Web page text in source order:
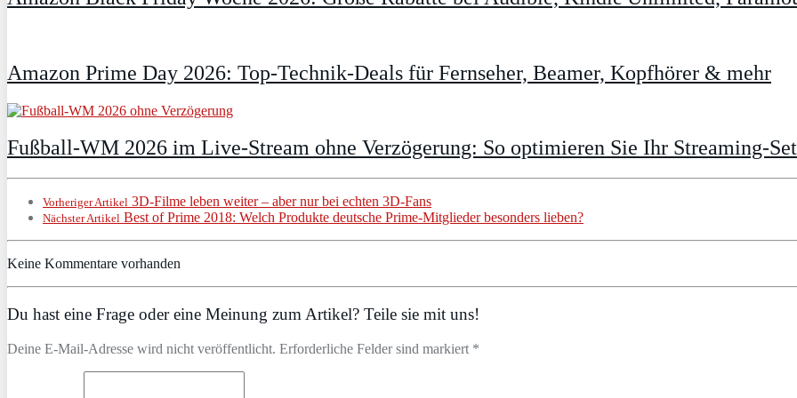
Amazon Prime Day 2026: Top-Technik-Deals für Fernseher, Beamer, Kopfhörer & mehr
Fußball-WM 2026 im Live-Stream ohne Verzögerung: So optimieren Sie Ihr Streaming-
Vorheriger Artikel 3D-Filme leben weiter – aber nur bei echten 3D-Fans
Nächster Artikel Best of Prime 2018: Welch Produkte deutsche Prime-Mitglieder besonders lieben?
Keine Kommentare vorhanden
Du hast eine Frage oder eine Meinung zum Artikel? Teile sie mit uns!
Deine E-Mail-Adresse wird nicht veröffentlicht. Erforderliche Felder sind markiert *